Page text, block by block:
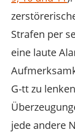
Strafen per
eine laute
G-tt zu
jede andere